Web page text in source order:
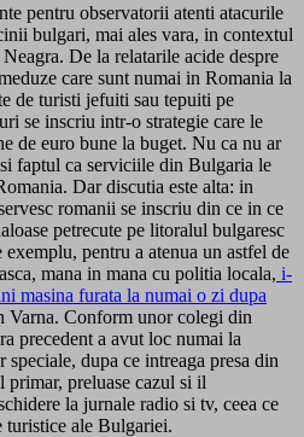
pentru observatorii atenti atacurile
bulgari, mai ales vara, in contextul
De la relatarile acide despre
care sunt numai in Romania la
de turisti jefuiti sau tepuiti pe
se inscriu intr-o strategie care le
de euro bune la buget. Nu ca nu ar
faptul ca serviciile din Bulgaria le
Dar discutia este alta: in
romanii se inscriu din ce in ce
petrecute pe litoralul bulgaresc
pentru a atenua un astfel de
mana in mana cu politia locala, i-
masina furata la numai o zi dupa
Varna. Conform unor colegi din
precedent a avut loc numai la
dupa ce intreaga presa din
preluase cazul si il
la jurnale radio si tv, ceea ce
turistice ale Bulgariei.